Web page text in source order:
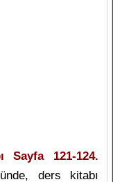
Sayfa 121-124.
ders kitabı